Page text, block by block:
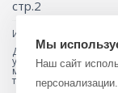
стр.2
Информация на
Для получения
указанных товаров и
менеджеру сайта с
телефону 8 (423) 201-
Мы
Наш сайт